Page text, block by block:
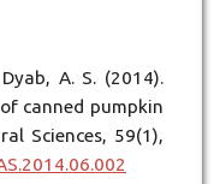
A. S. (2014).
canned pumpkin
Sciences, 59(1),